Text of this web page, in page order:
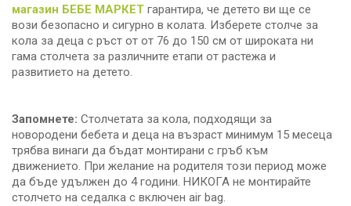
магазин БЕБЕ МАРКЕТ гарантира, че детето ви ще се
вози безопасно и сигурно в колата. Изберете столче за
кола за деца с ръст от от 76 до 150 см от широката ни
гама столчета за различните етапи от растежа и
развитието на детето.
Запомнете: Столчетата за кола, подходящи за
новородени бебета и деца на възраст минимум 15 месеца
трябва винаги да бъдат монтирани с гръб към
движението. При желание на родителя този период може
да бъде удължен до 4 години. НИКОГА не монтирайте
столчето на седалка с включен air bag.